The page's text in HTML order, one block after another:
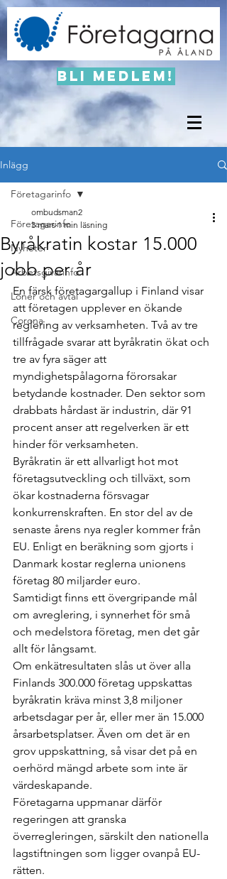
Bli medlem!
Inlägg
Företagarinfo
Nyheter
Arbetsgivarinfo
Löner och avtal
Corona
Företagarinfo
Byråkratin kostar 15.000
jobb per år
ombudsman2
3 mars 1 min läsning
En färsk företagargallup i Finland visar
att företagen upplever en ökande
reglering av verksamheten. Två av tre
tillfrågade svarar att byråkratin ökat och
tre av fyra säger att
myndighetspålagorna förorsakar
betydande kostnader. Den sektor som
drabbats hårdast är industrin, där 91
procent anser att regelverken är ett
hinder för verksamheten.
Byråkratin är ett allvarligt hot mot
företagsutveckling och tillväxt, som
ökar kostnaderna försvagar
konkurrenskraften. En stor del av de
senaste årens nya regler kommer från
EU. Enligt en beräkning som gjorts i
Danmark kostar reglerna unionens
företag 80 miljarder euro.
Samtidigt finns ett övergripande mål
om avreglering, i synnerhet för små
och medelstora företag, men det går
allt för långsamt.
Om enkätresultaten slås ut över alla
Finlands 300.000 företag uppskattas
byråkratin kräva minst 3,8 miljoner
arbetsdagar per år, eller mer än 15.000
årsarbetsplatser. Även om det är en
grov uppskattning, så visar det på en
oerhörd mängd arbete som inte är
värdeskapande.
Företagarna uppmanar därför
regeringen att granska
överregleringen, särskilt den nationella
lagstiftningen som ligger ovanpå EU-
rätten.